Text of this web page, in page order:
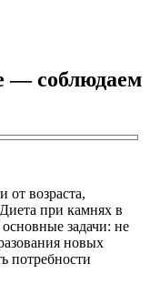
— соблюдаем
от возраста,
при камнях в
задачи: не
новых
потребности